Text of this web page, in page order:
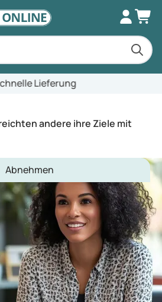
andere ihre Ziele mit
Abnehmen